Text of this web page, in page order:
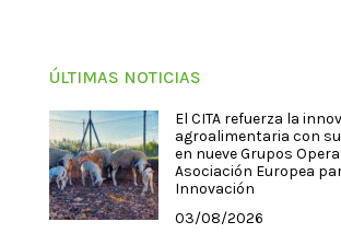
ÚLTIMAS NOTICIAS
El CITA refuerza la
agroalimentaria con
en nueve Grupos
Asociación Europea
Innovación
03/08/2026